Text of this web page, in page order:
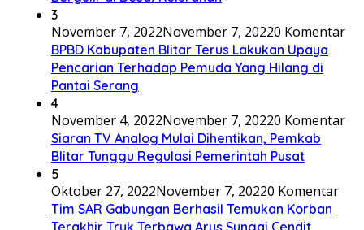
3
November 7, 2022November 7, 20220 Komentar
BPBD Kabupaten Blitar Terus Lakukan Upaya
Pencarian Terhadap Pemuda Yang Hilang di
Pantai Serang
4
November 4, 2022November 7, 20220 Komentar
Siaran TV Analog Mulai Dihentikan, Pemkab
Blitar Tunggu Regulasi Pemerintah Pusat
5
Oktober 27, 2022November 7, 20220 Komentar
Tim SAR Gabungan Berhasil Temukan Korban
Terakhir Truk Terbawa Arus Sungai Cendit